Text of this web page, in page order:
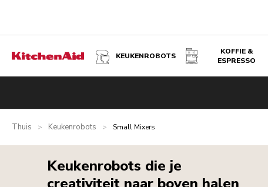
KEUKENROBOTS
KOFFIE &
ESPRESSO
Thuis > Keukenrobots > Small Mixers
Keukenrobots die je